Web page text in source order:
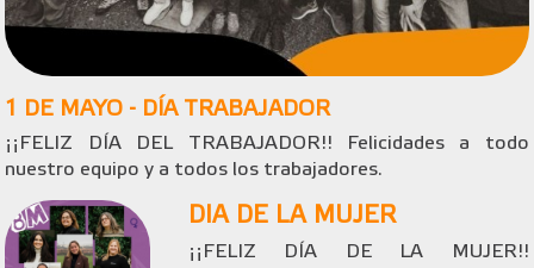
1 DE MAYO - DÍA TRABAJADOR
¡¡FELIZ DÍA DEL TRABAJADOR!! Felicidades a todo
nuestro equipo y a todos los trabajadores.
DIA DE LA MUJER
¡¡FELIZ DÍA DE LA MUJER!!